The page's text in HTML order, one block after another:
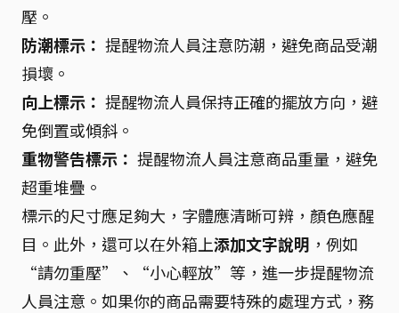
壓。
防潮標示： 提醒物流人員注意防潮，避免商品受潮
損壞。
向上標示： 提醒物流人員保持正確的擺放方向，避
免倒置或傾斜。
重物警告標示： 提醒物流人員注意商品重量，避免
超重堆疊。
標示的尺寸應足夠大，字體應清晰可辨，顏色應醒
目。此外，還可以在外箱上添加文字說明 ，例如
“請勿重壓”、“小心輕放”等，進一步提醒物流
人員注意。如果你的商品需要特殊的處理方式，務